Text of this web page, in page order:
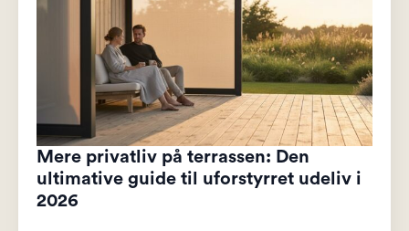
Mere privatliv på terrassen: Den
ultimative guide til uforstyrret udeliv i
2026